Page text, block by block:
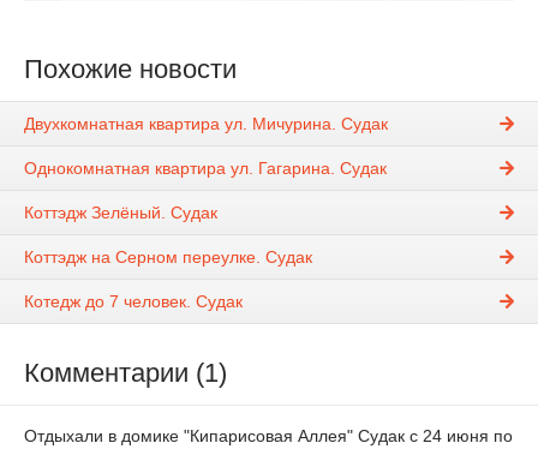
Похожие новости
Двухкомнатная квартира ул. Мичурина. Судак
Однокомнатная квартира ул. Гагарина. Судак
Коттэдж Зелёный. Судак
Коттэдж на Серном переулке. Судак
Котедж до 7 человек. Судак
Комментарии (1)
Отдыхали в домике "Кипарисовая Аллея" Судак с 24 июня по